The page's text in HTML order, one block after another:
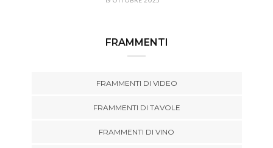
FRAMMENTI
FRAMMENTI DI VIDEO
FRAMMENTI DI TAVOLE
FRAMMENTI DI VINO